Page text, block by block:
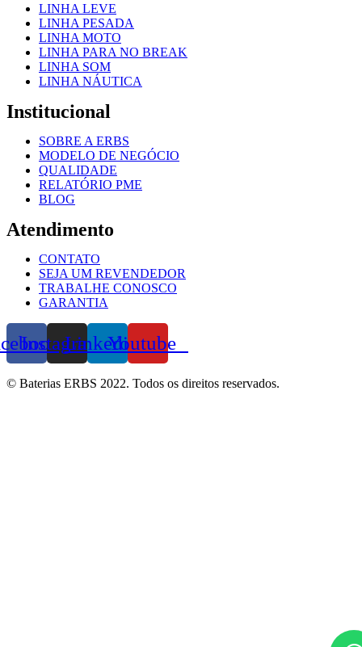
LINHA LEVE
LINHA PESADA
LINHA MOTO
LINHA PARA NO BREAK
LINHA SOM
LINHA NÁUTICA
Institucional
SOBRE A ERBS
MODELO DE NEGÓCIO
QUALIDADE
RELATÓRIO PME
BLOG
Atendimento
CONTATO
SEJA UM REVENDEDOR
TRABALHE CONOSCO
GARANTIA
InstagramLinkedinYoutube
© Baterias ERBS 2022. Todos os direitos reservados.